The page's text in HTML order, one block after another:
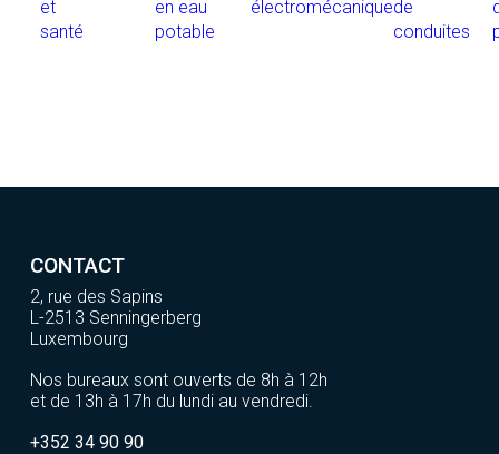
et
santé
en eau
potable
électromécaniquede
conduites
CONTACT
2, rue des Sapins
L-2513 Senningerberg
Luxembourg
Nos bureaux sont ouverts de 8h à 12h
et de 13h à 17h du lundi au vendredi.
+352 34 90 90